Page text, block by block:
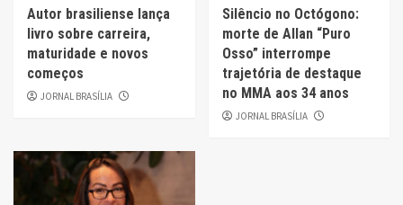
Autor brasiliense lança
livro sobre carreira,
maturidade e novos
começos
JORNAL BRASÍLIA
Silêncio no Octógono:
morte de Allan “Puro
Osso” interrompe
trajetória de destaque
no MMA aos 34 anos
JORNAL BRASÍLIA